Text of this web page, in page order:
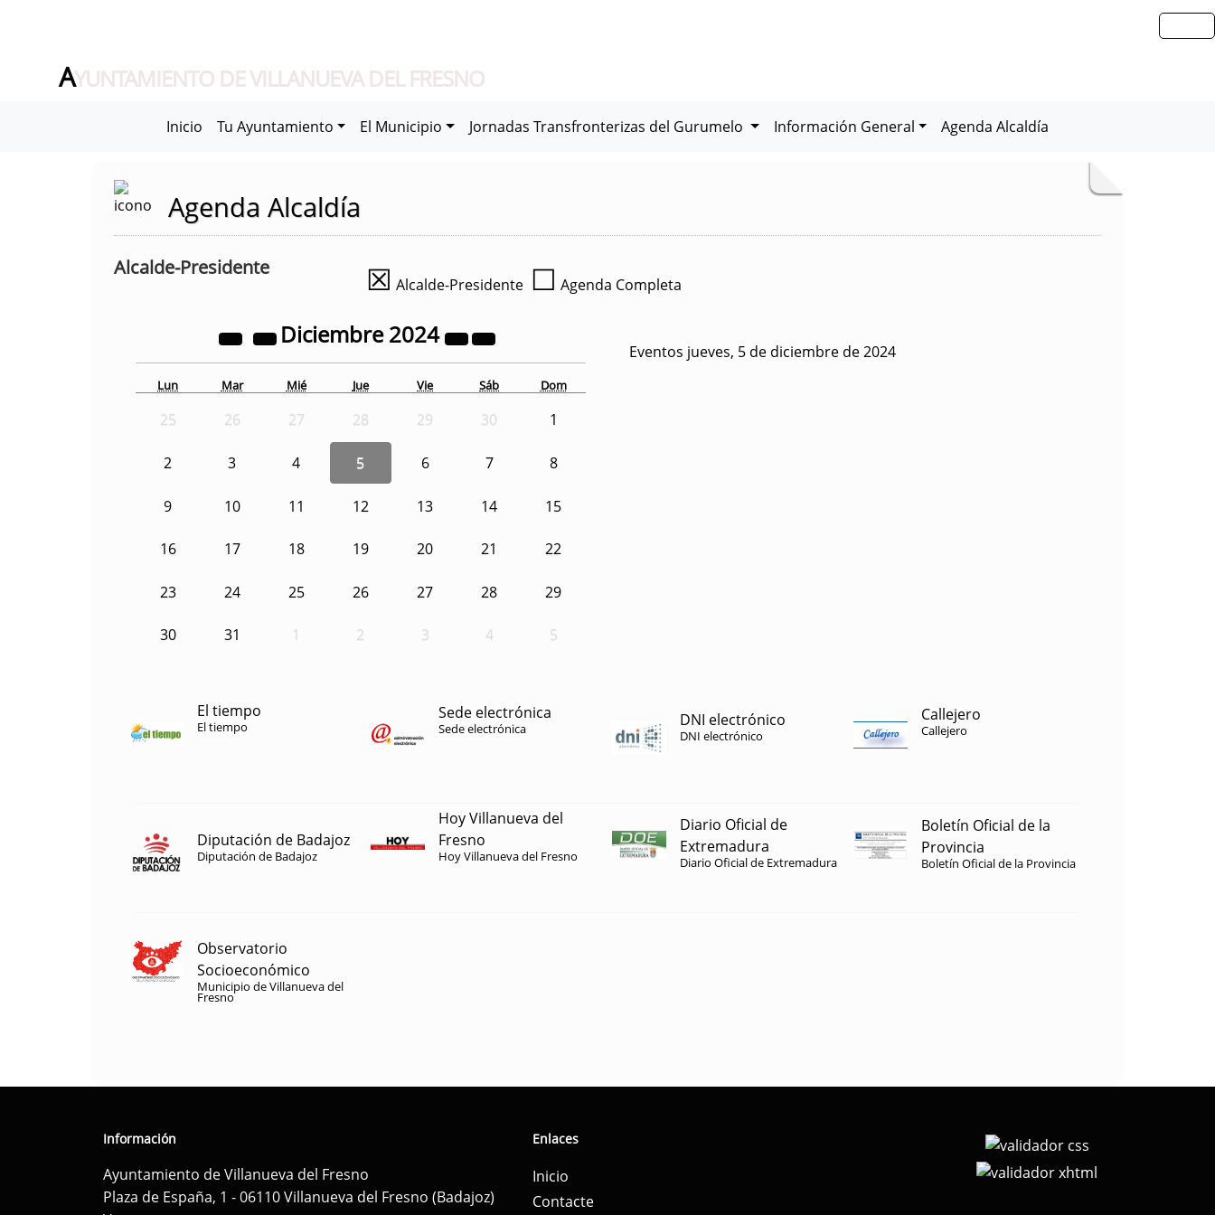
AYUNTAMIENTO DE VILLANUEVA DEL FRESNO
Inicio Tu Ayuntamiento El Municipio Jornadas Transfronterizas del Gurumelo Información General Agenda Alcaldía
Agenda Alcaldía
Alcalde-Presidente ☒ Alcalde-Presidente ☐ Agenda Completa
Diciembre2024
Lun Mar Mié Jue Vie Sáb Dom
25 26 27 28 29 30 1
2 3 4 5 6 7 8
9 10 11 12 13 14 15
16 17 18 19 20 21 22
23 24 25 26 27 28 29
30 31 1 2 3 4 5
Eventos jueves, 5 de diciembre de 2024
El tiempo
El tiempo
Sede electrónica
Sede electrónica DNI electrónico
DNI electrónico
Callejero
Callejero
Diputación de Badajoz
Diputación de Badajoz
Hoy Villanueva del
Fresno
Hoy Villanueva del Fresno
Diario Oficial de
Extremadura
Diario Oficial de Extremadura
Boletín Oficial de la
Provincia
Boletín Oficial de la Provincia
Observatorio
Socioeconómico
Municipio de Villanueva del
Fresno
Información
Ayuntamiento de Villanueva del Fresno
Plaza de España, 1 - 06110 Villanueva del Fresno (Badajoz)
Enlaces
Inicio
Contacte